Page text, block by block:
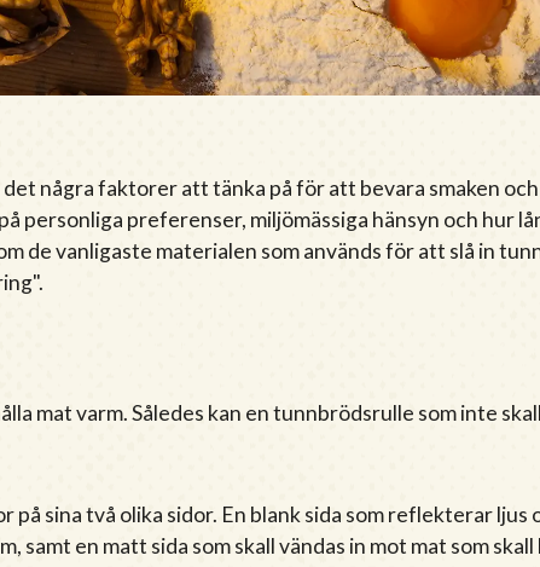
några faktorer att tänka på för att bevara smaken
personliga preferenser, miljömässiga hänsyn och hur
de vanligaste materialen som används för att slå in
mat varm. Således kan en tunnbrödsrulle som inte
sina två olika sidor. En blank sida som reflekterar ljus
samt en matt sida som skall vändas in mot mat som